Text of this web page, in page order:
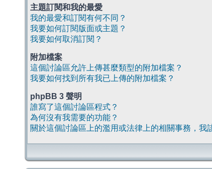
主題訂閱和我的最愛
我的最愛和訂閱有何不同？
我要如何訂閱版面或主題？
我要如何取消訂閱？
附加檔案
這個討論區允許上傳甚麼類型的附加檔案？
我要如何找到所有我已上傳的附加檔案？
phpBB 3 聲明
誰寫了這個討論區程式？
為何沒有我需要的功能？
關於這個討論區上的濫用或法律上的相關事務，我